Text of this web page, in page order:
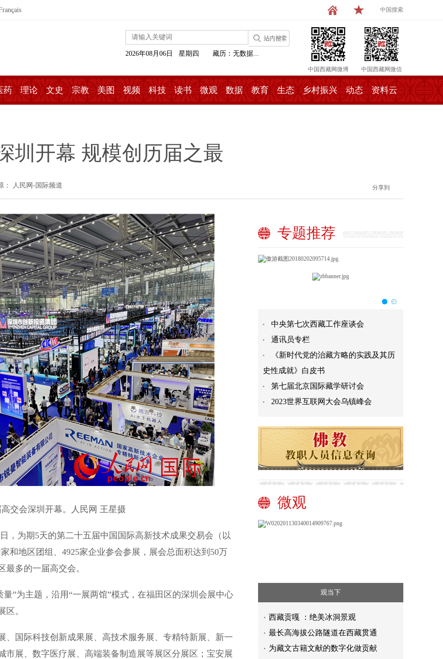
中国搜索
中国西藏网微博 中国西藏网微信
2026年08月06日 星期四 藏历：无数据...
药 理论 文史 宗教 美图 视频 科技 读书 微观 数据 教育 生态 乡村振兴 动态 资料云
圳开幕 规模创历届之最
： 人民网-国际频道 分享到
会深圳开幕。人民网 王星摄
为期5天的第二十五届中国国际高新技术成果交易会（以
和地区团组、4925家企业参会参展，展会总面积达到50万
多的一届高交会。
为主题，沿用“一展两馆”模式，在福田区的深圳会展中心
区。
国际科技创新成果展、高技术服务展、专精特新展、新一
市展、数字医疗展、高端装备制造展等展区分展区；宝安展
专题推荐
中央第七次西藏工作座谈会
通讯员专栏
《新时代党的治藏方略的实践及其历
史性成就》白皮书
第七届北京国际藏学研讨会
2023世界互联网大会乌镇峰会
微观
观当下
西藏贡嘎 ：绝美冰洞景观
最长高海拔公路隧道在西藏贯通
为藏文古籍文献的数字化做贡献